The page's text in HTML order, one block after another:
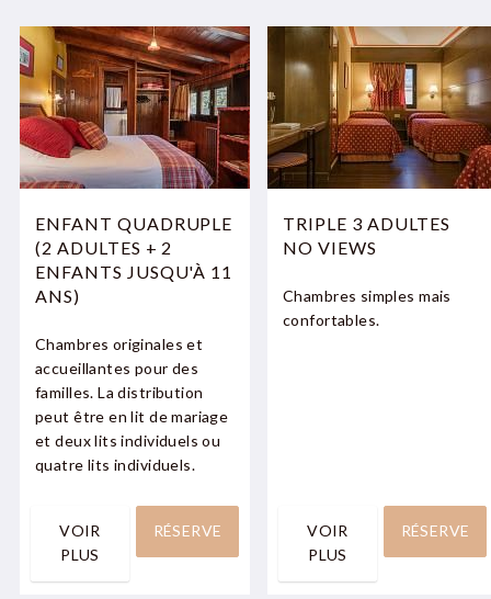
ENFANT QUADRUPLE
(2 ADULTES + 2
ENFANTS JUSQU'À 11
ANS)
Chambres originales et
accueillantes pour des
familles. La distribution
peut être en lit de mariage
et deux lits individuels ou
quatre lits individuels.
VOIR
PLUS
RÉSERVE
TRIPLE 3 ADULTES
NO VIEWS
Chambres simples mais
confortables.
VOIR
PLUS
RÉSERVE